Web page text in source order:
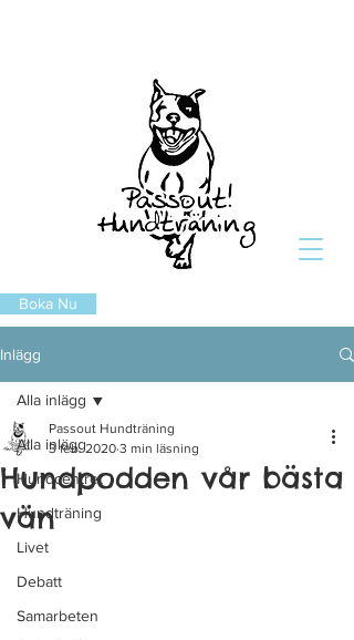
Boka Nu
Inlägg
Alla inlägg
Hundcentret
Hundträning
Livet
Debatt
Samarbeten
Alla inlägg
Hundpodden vår bästa
vän
Passout Hundträning
3 feb. 2020 3 min läsning